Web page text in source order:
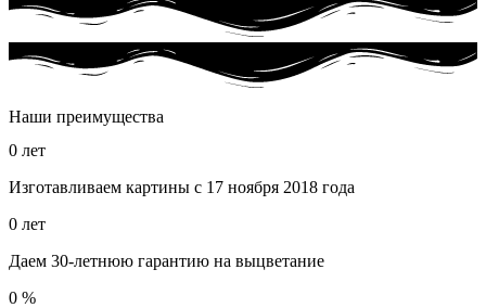
Наши преимущества
0 лет
Изготавливаем картины с 17 ноября 2018 года
0 лет
Даем 30-летнюю гарантию на выцветание
0 %